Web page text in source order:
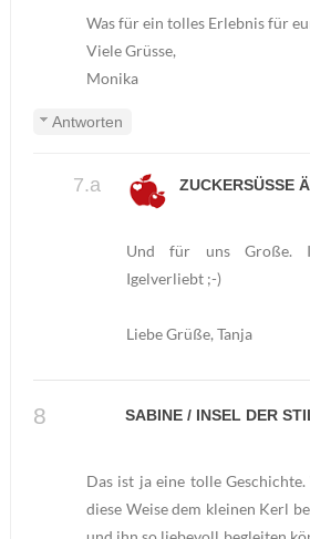
Was für ein tolles Erlebnis für
Viele Grüsse,
Monika
Antworten
ZUCKERSÜSSE
Und für uns Große.
Igelverliebt ;-)
Liebe Grüße, Tanja
SABINE / INSEL DER
Das ist ja eine tolle
diese Weise dem kleinen Kerl